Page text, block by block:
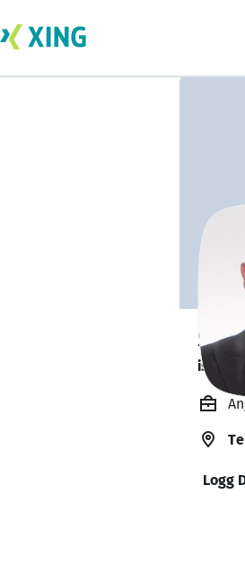
is
Logg